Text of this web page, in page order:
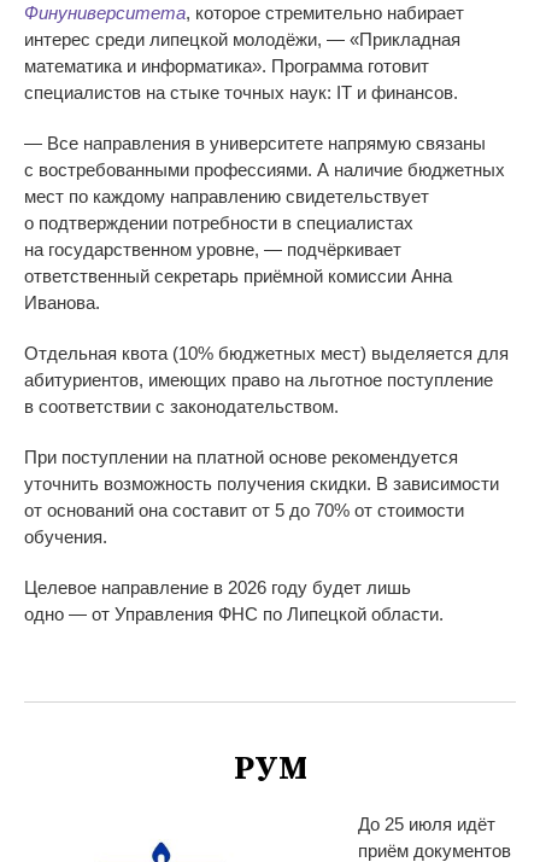
Финуниверситета, которое стремительно набирает
интерес среди липецкой молодёжи, — «Прикладная
математика и информатика». Программа готовит
специалистов на стыке точных наук: IT и финансов.
— Все направления в университете напрямую связаны
с востребованными профессиями. А наличие бюджетных
мест по каждому направлению свидетельствует
о подтверждении потребности в специалистах
на государственном уровне, — подчёркивает
ответственный секретарь приёмной комиссии Анна
Иванова.
Отдельная квота (10% бюджетных мест) выделяется для
абитуриентов, имеющих право на льготное поступление
в соответствии с законодательством.
При поступлении на платной основе рекомендуется
уточнить возможность получения скидки. В зависимости
от оснований она составит от 5 до 70% от стоимости
обучения.
Целевое направление в 2026 году будет лишь
одно — от Управления ФНС по Липецкой области.
РУМ
До 25 июля идёт
приём документов